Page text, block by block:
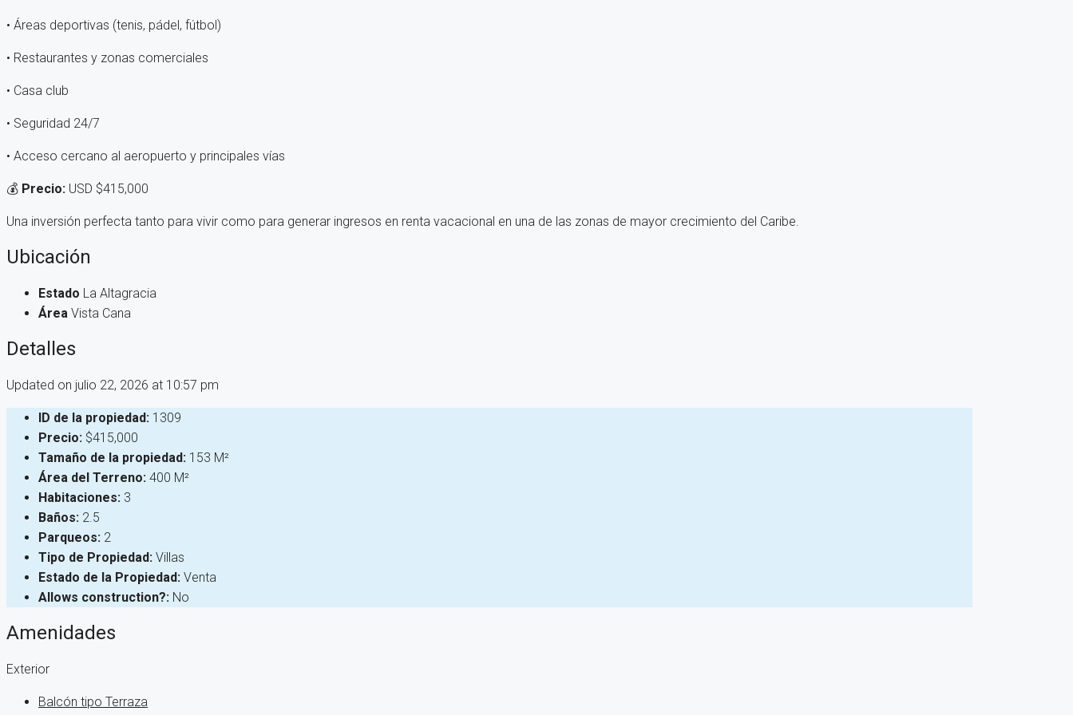
• Áreas deportivas (tenis, pádel, fútbol)
• Restaurantes y zonas comerciales
• Casa club
• Seguridad 24/7
• Acceso cercano al aeropuerto y principales vías
💰 Precio: USD $415,000
Una inversión perfecta tanto para vivir como para generar ingresos en renta vacacional en una de las zonas de mayor crecimiento del Caribe.
Ubicación
Estado La Altagracia
Área Vista Cana
Detalles
Updated on julio 22, 2026 at 10:57 pm
ID de la propiedad: 1309
Precio: $415,000
Tamaño de la propiedad: 153 M²
Área del Terreno: 400 M²
Habitaciones: 3
Baños: 2.5
Parqueos: 2
Tipo de Propiedad: Villas
Estado de la Propiedad: Venta
Allows construction?: No
Amenidades
Exterior
Balcón tipo Terraza